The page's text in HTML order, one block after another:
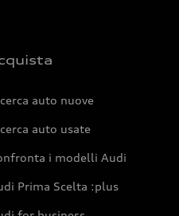
auto nuove
auto usate
i modelli Audi
Prima Scelta :plus